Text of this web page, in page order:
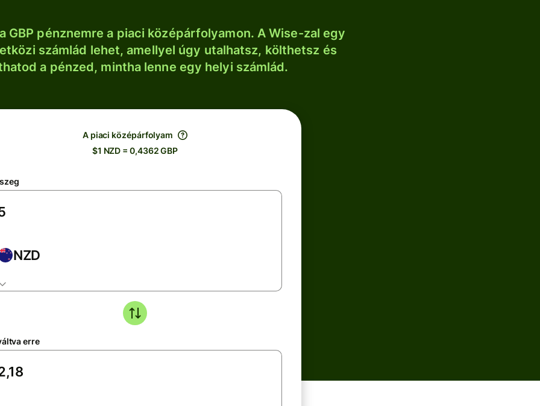
GBP pénznemre a piaci középárfolyamon. A Wise-zal egy
számlád lehet, amellyel úgy utalhatsz, költhetsz és
a pénzed, mintha lenne egy helyi számlád.
A piaci középárfolyam
$1 NZD = 0,4362 GBP
NZD
erre